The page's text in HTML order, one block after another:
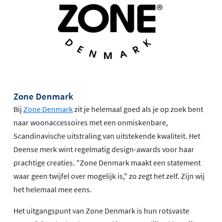
Zone Denmark
Bij Zone Denmarkzit je helemaal goed als je op zoek bent
naar woonaccessoires met een onmiskenbare,
Scandinavische uitstraling van uitstekende kwaliteit. Het
Deense merk wint regelmatig design-awards voor haar
prachtige creaties. "Zone Denmark maakt een statement
waar geen twijfel over mogelijk is," zo zegt het zelf. Zijn wij
het helemaal mee eens.
Het uitgangspunt van Zone Denmark is hun rotsvaste